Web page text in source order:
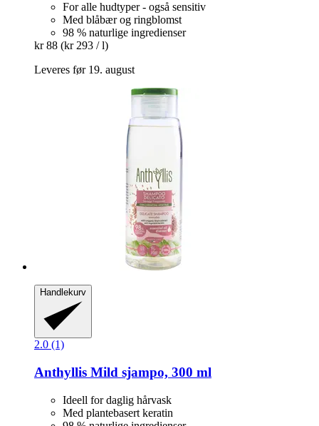
For alle hudtyper - også sensitiv
Med blåbær og ringblomst
98 % naturlige ingredienser
kr 88 (kr 293 / l)
Leveres før 19. august
Handlekurv
2.0 (1)
Anthyllis Mild sjampo, 300 ml
Ideell for daglig hårvask
Med plantebasert keratin